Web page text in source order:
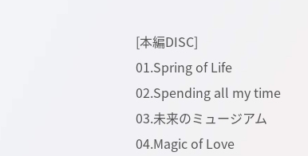
[本編DISC]
01.Spring of Life
02.Spending all my time
03.未来のミュージアム
04.Magic of Love